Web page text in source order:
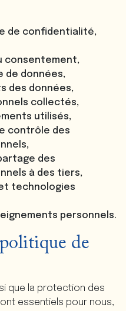
de confidentialité,
consentement,
de données,
des données,
collectés,
utilisés,
contrôle des
des
à des tiers,
technologies
personnels.
de
que la protection des
essentiels pour nous,